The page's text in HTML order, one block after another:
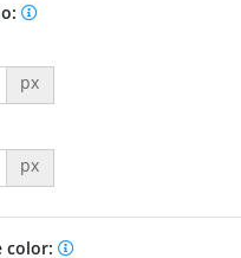
px
px
color: